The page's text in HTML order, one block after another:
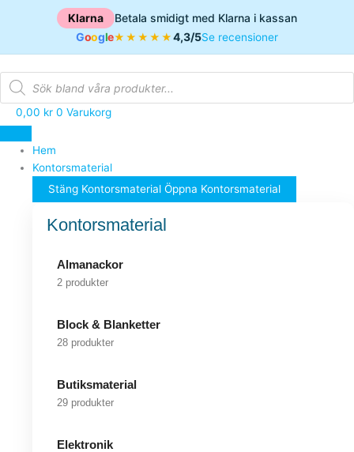
Klarna
Betala smidigt med Klarna i kassan
Google★★★★★4,3/5Se recensioner
Products
search
0,00 kr 0 Varukorg
Hem
Kontorsmaterial
Stäng Kontorsmaterial Öppna Kontorsmaterial
Kontorsmaterial
Almanackor
2 produkter
Block & Blanketter
28 produkter
Butiksmaterial
29 produkter
Elektronik